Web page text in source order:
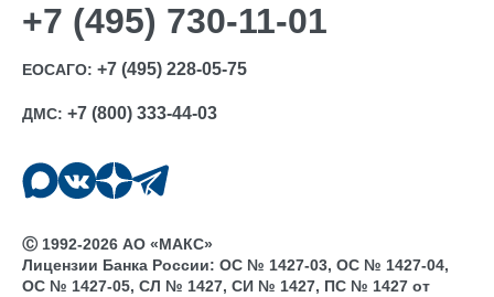
+7 (495) 730-11-01
ЕОСАГО: +7 (495) 228-05-75
ДМС: +7 (800) 333-44-03
Ⓒ 1992-2026 АО «МАКС»
Лицензии Банка России: ОС № 1427-03, ОС № 1427-04,
ОС № 1427-05, СЛ № 1427, СИ № 1427, ПС № 1427 от